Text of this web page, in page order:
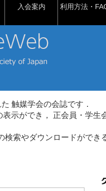
入会案内 利用方法・
触媒学会の会誌です．
示ができ， 正会員・学生
索やダウンロードができ